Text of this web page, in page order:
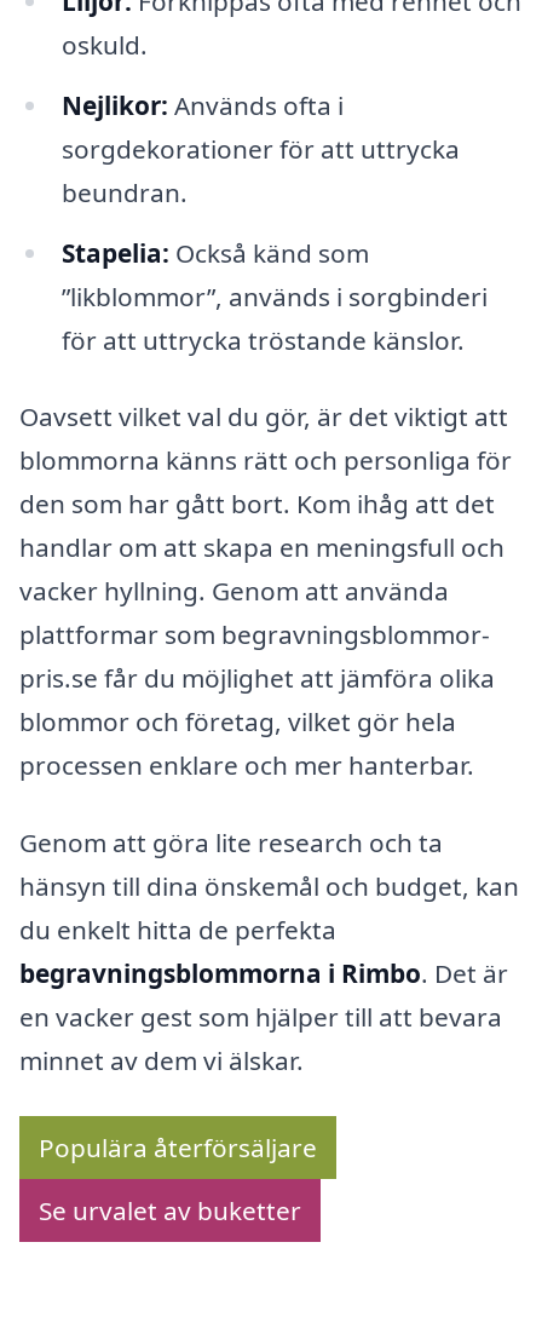
oskuld.
Nejlikor: Används ofta i
sorgdekorationer för att uttrycka
beundran.
Stapelia: Också känd som
”likblommor”, används i sorgbinderi
för att uttrycka tröstande känslor.
Oavsett vilket val du gör, är det viktigt att
blommorna känns rätt och personliga för
den som har gått bort. Kom ihåg att det
handlar om att skapa en meningsfull och
vacker hyllning. Genom att använda
plattformar som begravningsblommor-
pris.se får du möjlighet att jämföra olika
blommor och företag, vilket gör hela
processen enklare och mer hanterbar.
Genom att göra lite research och ta
hänsyn till dina önskemål och budget, kan
du enkelt hitta de perfekta
begravningsblommorna i Rimbo. Det är
en vacker gest som hjälper till att bevara
minnet av dem vi älskar.
Populära återförsäljare
Se urvalet av buketter